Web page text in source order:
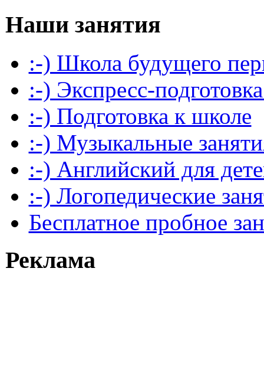
Наши занятия
:-) Школа будущего
:-) Экспресс-
:-) Подготовка к школе
:-) Музыкальные
:-) Английский для
:-) Логопедические
Бесплатное пробное
Реклама